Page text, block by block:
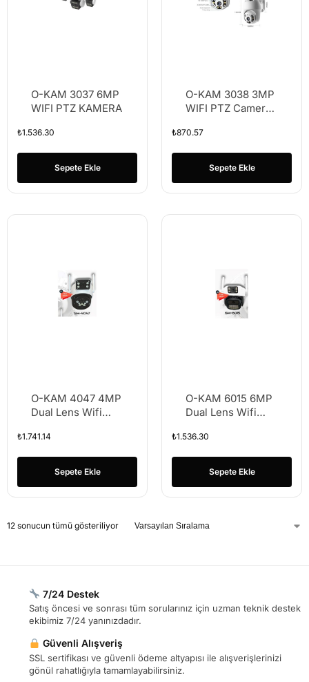
O-KAM 3037 6MP
WIFI PTZ KAMERA
₺1.536.30
Sepete Ekle
O-KAM 3038 3MP
WIFI PTZ Camera,
Leds Dual Light
₺870.57
Sepete Ekle
O-KAM 4047 4MP
Dual Lens Wifi
inch Dual Screen
Image, 7Pcs Leds
Dual Light
₺1.741.14
Sepete Ekle
O-KAM 6015 6MP
Dual Lens Wifi
inch Dual Screen
Image, 15Pcs Leds
Dual Light
₺1.536.30
Sepete Ekle
12 sonucun tümü gösteriliyor
7/24 Destek
Satış öncesi ve sonrası tüm sorularınız için uzman teknik destek
ekibimiz 7/24 yanınızdadır.
Güvenli Alışveriş
SSL sertifikası ve güvenli ödeme altyapısı ile alışverişlerinizi
gönül rahatlığıyla tamamlayabilirsiniz.